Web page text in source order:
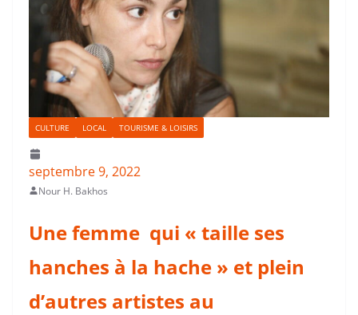
CULTURE LOCAL TOURISME & LOISIRS
septembre 9, 2022
Nour H. Bakhos
Une femme qui « taille ses
hanches à la hache » et plein
d’autres artistes au